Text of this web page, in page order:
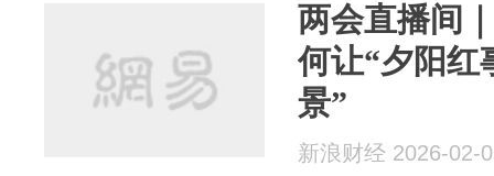
两会直播间
何让“夕阳红
景”
新浪财经 2026-02-